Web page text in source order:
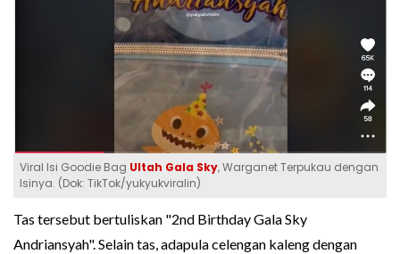
Viral Isi Goodie Bag Ultah Gala Sky, Warganet Terpukau dengan
Isinya. (Dok: TikTok/yukyukviralin)
Tas tersebut bertuliskan "2nd Birthday Gala Sky
Andriansyah". Selain tas, adapula celengan kaleng dengan